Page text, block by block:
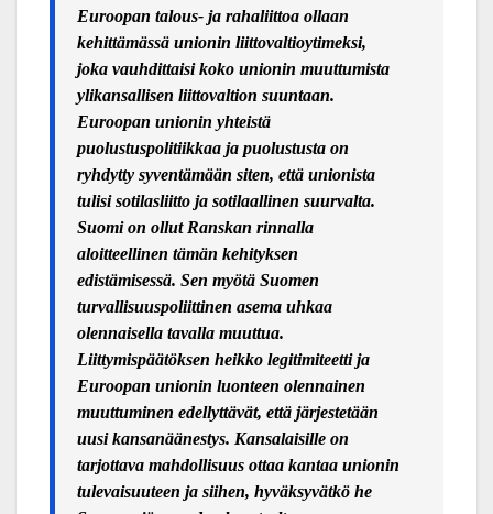
Euroopan talous- ja rahaliittoa ollaan
kehittämässä unionin liittovaltioytimeksi,
joka vauhdittaisi koko unionin muuttumista
ylikansallisen liittovaltion suuntaan.
Euroopan unionin yhteistä
puolustuspolitiikkaa ja puolustusta on
ryhdytty syventämään siten, että unionista
tulisi sotilasliitto ja sotilaallinen suurvalta.
Suomi on ollut Ranskan rinnalla
aloitteellinen tämän kehityksen
edistämisessä. Sen myötä Suomen
turvallisuuspoliittinen asema uhkaa
olennaisella tavalla muuttua.
Liittymispäätöksen heikko legitimiteetti ja
Euroopan unionin luonteen olennainen
muuttuminen edellyttävät, että järjestetään
uusi kansanäänestys. Kansalaisille on
tarjottava mahdollisuus ottaa kantaa unionin
tulevaisuuteen ja siihen, hyväksyvätkö he